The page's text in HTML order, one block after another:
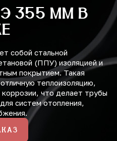
355 ММ В
собой стальной
(ППУ) изоляцией и
покрытием. Такая
теплоизоляцию,
что делает трубы
систем отопления,